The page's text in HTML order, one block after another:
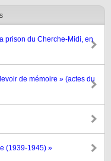
prison du Cherche-Midi, en
de mémoire » (actes du
(1939-1945) »